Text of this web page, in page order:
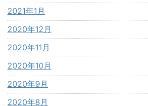
2021年1月
2020年12月
2020年11月
2020年10月
2020年9月
2020年8月